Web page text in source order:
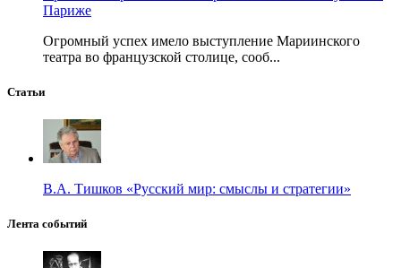
Париже
Огромный успех имело выступление Мариинского
театра во французской столице, сооб...
Статьи
В.А. Тишков «Русский мир: смыслы и стратегии»
Лента событий